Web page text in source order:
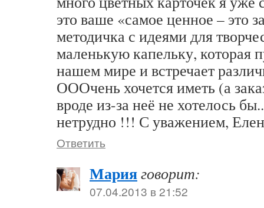
это ваше «самое ценное – это
методичка с идеями для
маленькую капельку, которая
нашем мире и встречает
ОООчень хочется иметь (а
вроде из-за неё не хотелось
нетрудно !!! С уважением,
Ответить
Марияговорит:
07.04.2013 в 21:52